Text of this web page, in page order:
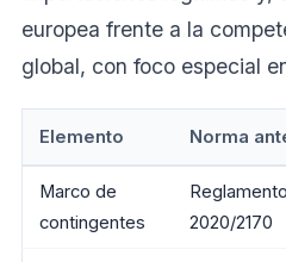
europea frente a la
global, con foco especial
Elemento Norma
Marco de
contingentes
2020/2170